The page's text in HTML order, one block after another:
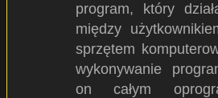
program, który
między
sprzętem
wykonywanie
on całym